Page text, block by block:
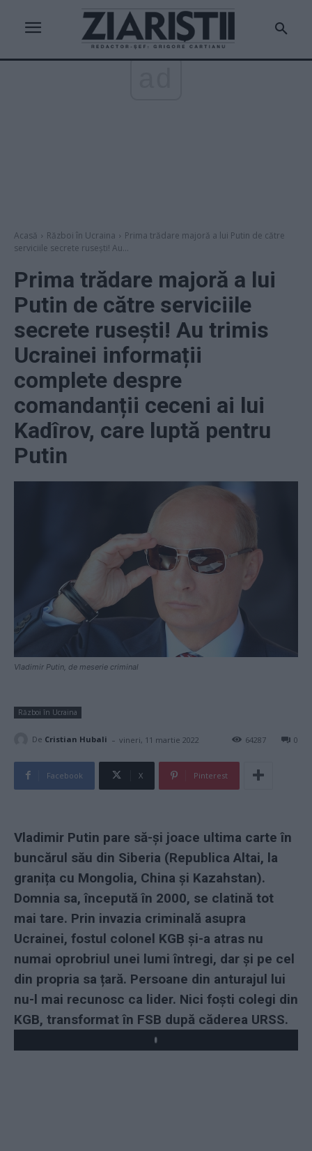
Acasă Război în Ucraina
Prima trădare majoră a lui Putin de către
serviciile secrete rusești! Au...
Prima trădare majoră a lui
Putin de către serviciile
secrete rusești! Au trimis
Ucrainei informații
complete despre
comandanții ceceni ai lui
Kadîrov, care luptă pentru
Putin
Vladimir Putin, de meserie criminal
Război în Ucraina
De Cristian Hubali - vineri, 11 martie 2022 0
64287
Facebook X Pinterest
Vladimir Putin pare să-și joace ultima carte în
buncărul său din Siberia (Republica Altai, la
granița cu Mongolia, China și Kazahstan).
Domnia sa, începută în 2000, se clatină tot
mai tare. Prin invazia criminală asupra
Ucrainei, fostul colonel KGB și-a atras nu
numai oprobriul unei lumi întregi, dar și pe cel
din propria sa țară. Persoane din anturajul lui
nu-l mai recunosc ca lider. Nici foști colegi din
KGB, transformat în FSB după căderea URSS.
Play